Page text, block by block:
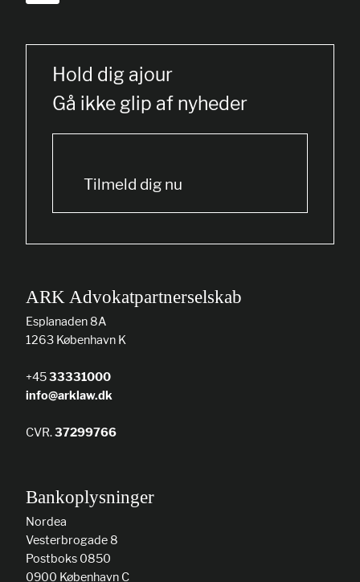
Hold dig ajour
Gå ikke glip af nyheder
Tilmeld dig nu
ARK Advokatpartnerselskab
Esplanaden 8A
1263 København K
+4533331000
info@arklaw.dk
CVR.37299766
Bankoplysninger
Nordea
Vesterbrogade 8
Postboks 0850
0900 København C